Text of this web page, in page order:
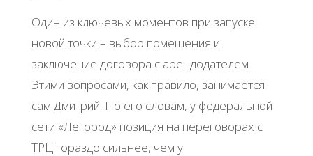
Один из ключевых моментов при запуске
новой точки – выбор помещения и
заключение договора с арендодателем.
Этими вопросами, как правило, занимается
сам Дмитрий. По его словам, у федеральной
сети «Легород» позиция на переговорах с
ТРЦ гораздо сильнее, чем у